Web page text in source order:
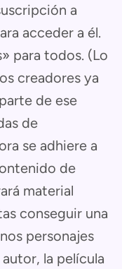
a
acceder a él.
para todos. (Lo
creadores ya
de ese
de
se adhiere a
de
material
conseguir una
personajes
la película